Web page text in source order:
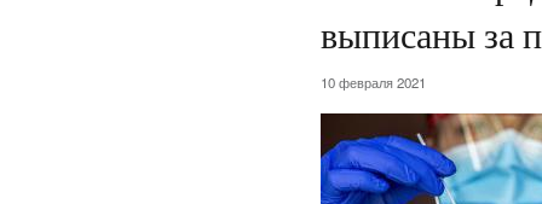
выписаны за
10 февраля 2021